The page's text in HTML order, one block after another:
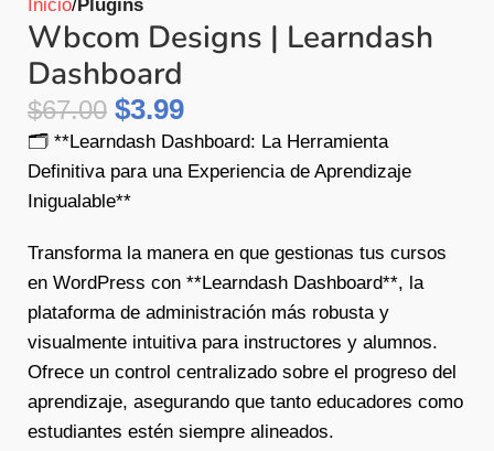
Inicio Plugins
Wbcom Designs | Learndash
Dashboard
$67.00 $3.99
🗂️ **Learndash Dashboard: La Herramienta
Definitiva para una Experiencia de Aprendizaje
Inigualable**
Transforma la manera en que gestionas tus cursos
en WordPress con **Learndash Dashboard**, la
plataforma de administración más robusta y
visualmente intuitiva para instructores y alumnos.
Ofrece un control centralizado sobre el progreso del
aprendizaje, asegurando que tanto educadores como
estudiantes estén siempre alineados.